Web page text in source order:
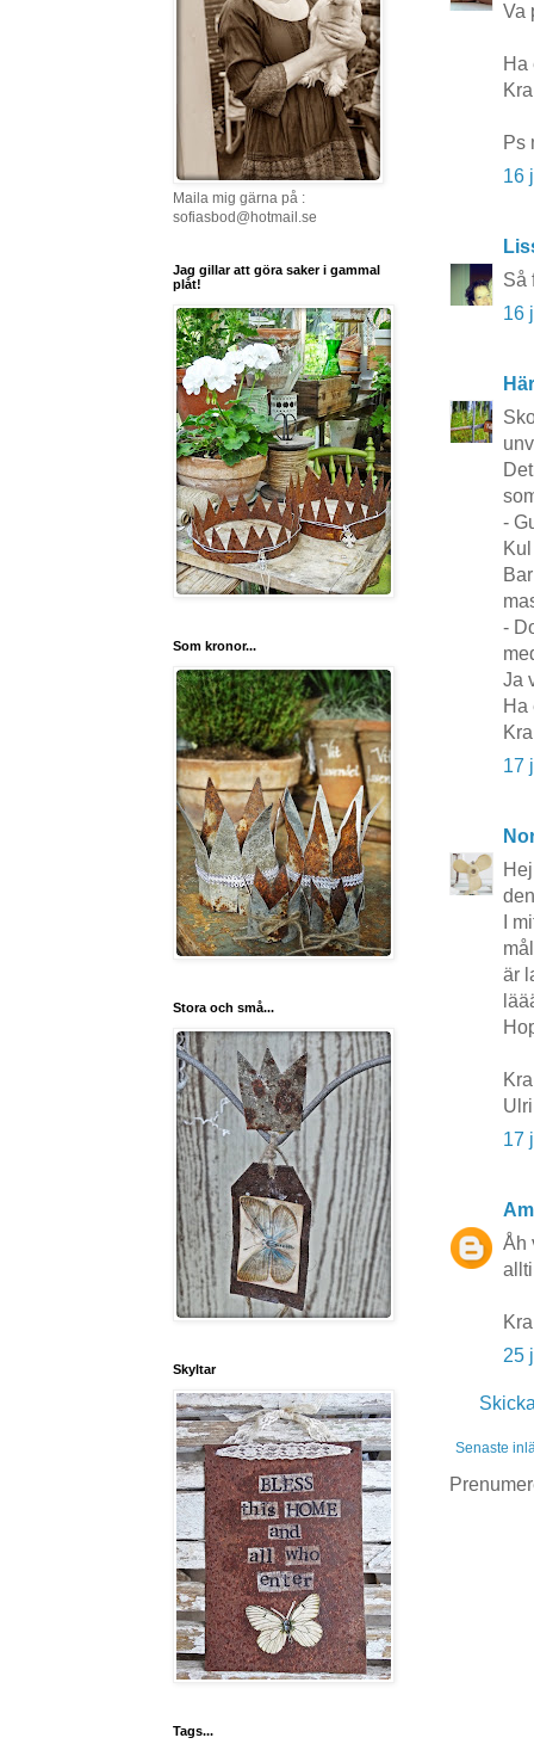
Va
Ha
Ps
16
Så
16
-
-
Ja
Ha
17
I
är
17
Åh
25
Senaste
Maila mig gärna på :
sofiasbod@hotmail.se
Jag gillar att göra saker i gammal
plåt!
Som kronor...
Stora och små...
Skyltar
Tags...